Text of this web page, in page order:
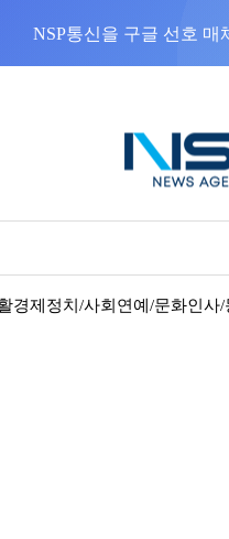
NSP통신을 구글 선호 매
경제 정치/사회 연예/문화인사/